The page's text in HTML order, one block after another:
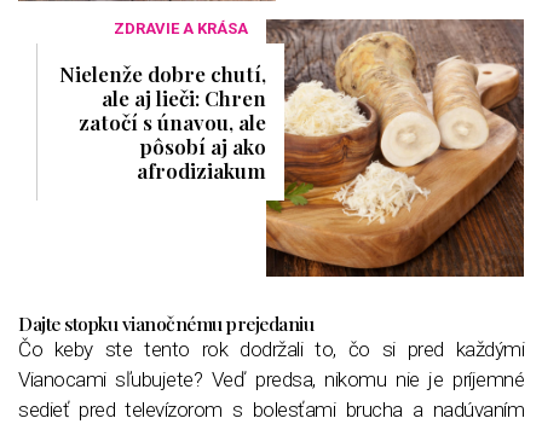
ZDRAVIE A KRÁSA
Nielenže dobre chutí,
ale aj lieči: Chren
zatočí s únavou, ale
pôsobí aj ako
afrodiziakum
Dajte stopku vianočnému prejedaniu
Čo keby ste tento rok dodržali to, čo si pred každými
Vianocami sľubujete? Veď predsa, nikomu nie je príjemné
sedieť pred televízorom s bolesťami brucha a nadúvaním